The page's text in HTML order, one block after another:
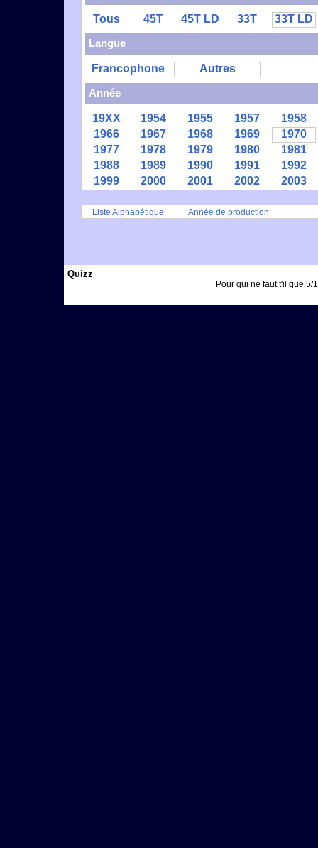
Tous 45T 45T LD 33T
33T LD
Langue
Francophone
Autres
Année
19XX 1954 1955 1957
1958
1966
1967 1968 1969
1970
1977
1978 1979 1980
1981
1988
1989 1990 1991
1992
1999
2000 2001 2002 2003
Liste Alphabétique Année de production
Quizz
Pour qui ne faut t'il que 5/